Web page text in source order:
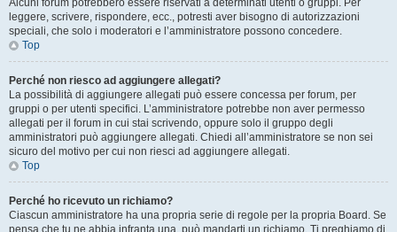
Alcuni forum potrebbero essere riservati a determinati utenti o gruppi. Per
leggere, scrivere, rispondere, ecc., potresti aver bisogno di autorizzazioni
speciali, che solo i moderatori e l’amministratore possono concedere.
Top
Perché non riesco ad aggiungere allegati?
La possibilità di aggiungere allegati può essere concessa per forum, per
gruppi o per utenti specifici. L’amministratore potrebbe non aver permesso
allegati per il forum in cui stai scrivendo, oppure solo il gruppo degli
amministratori può aggiungere allegati. Chiedi all’amministratore se non sei
sicuro del motivo per cui non riesci ad aggiungere allegati.
Top
Perché ho ricevuto un richiamo?
Ciascun amministratore ha una propria serie di regole per la propria Board. Se
pensa che tu ne abbia infranta una, può mandarti un richiamo. Ti preghiamo di